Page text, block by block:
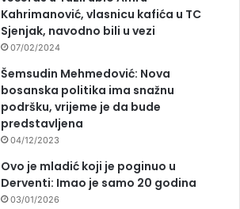
Kahrimanović, vlasnicu kafića u TC
Sjenjak, navodno bili u vezi
07/02/2024
Šemsudin Mehmedović: Nova
bosanska politika ima snažnu
podršku, vrijeme je da bude
predstavljena
04/12/2023
Ovo je mladić koji je poginuo u
Derventi: Imao je samo 20 godina
03/01/2026